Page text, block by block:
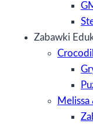
Zabawki